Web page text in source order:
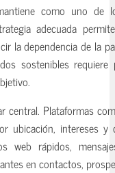
como uno de
adecuada
la dependencia de la
sostenibles requiere
Plataformas
ubicación, intereses
web rápidos,
en contactos,